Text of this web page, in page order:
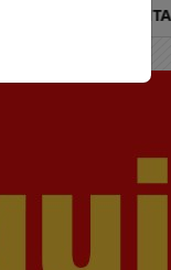
PROCON-RJ